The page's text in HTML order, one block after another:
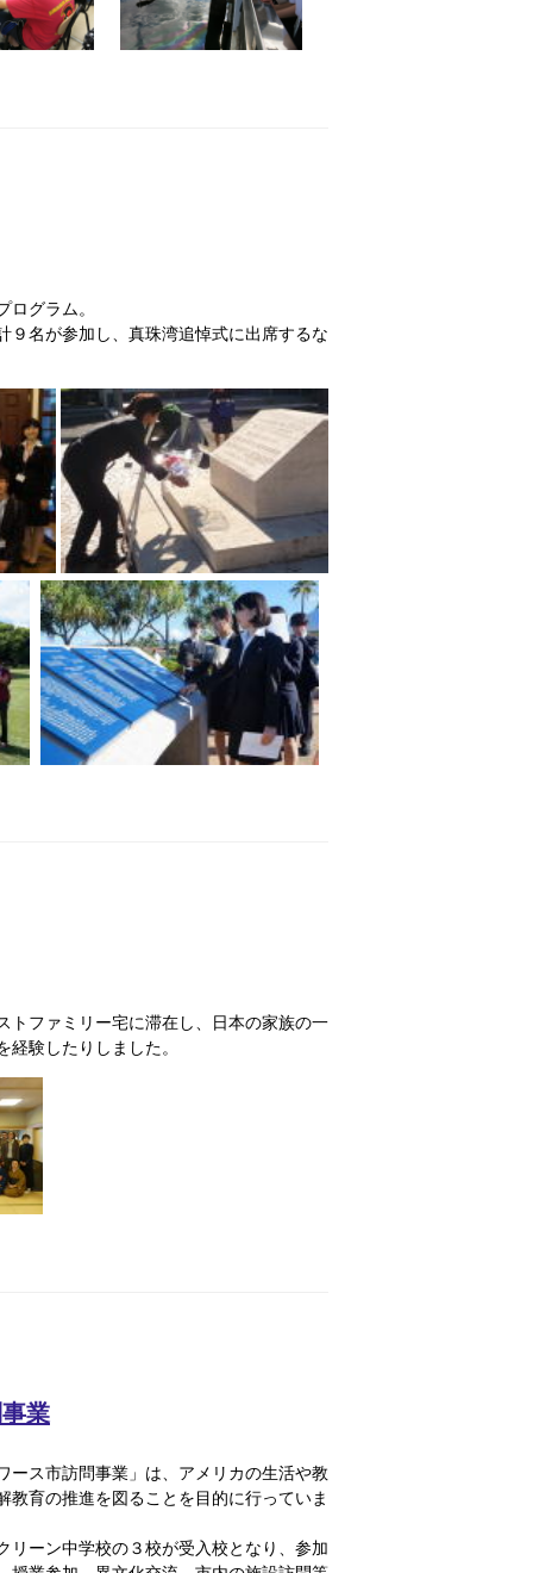
グラム。
９名が参加し、真珠湾追悼式に出席するな
トファミリー宅に滞在し、日本の家族の一
験したりしました。
業
ース市訪問事業」は、アメリカの生活や教
育の推進を図ることを目的に行っていま
リーン中学校の３校が受入校となり、参加